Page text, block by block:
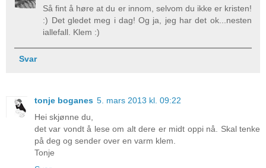
Så fint å høre at du er innom, selvom du ikke er kristen!
:) Det gledet meg i dag! Og ja, jeg har det ok...nesten
iallefall. Klem :)
Svar
tonje boganes 5. mars 2013 kl. 09:22
Hei skjønne du,
det var vondt å lese om alt dere er midt oppi nå. Skal tenke
på deg og sender over en varm klem.
Tonje